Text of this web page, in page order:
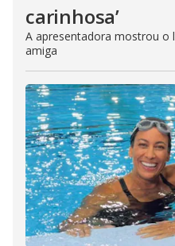
carinhosa’
A apresentadora mostrou
amiga